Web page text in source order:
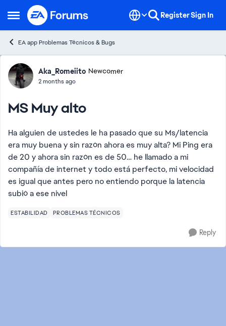
Open Side Menu
Skip to content RegisterSign In
EA app Problemas Técnicos & Bugs
Forum Discussion
Aka_Romeiito Newcomer
2 months ago
MS Muy alto
Ha alguien de ustedes le ha pasado que su Ms/latencia
era muy buena y sin razón ahora es muy alta? Mi Ping era
de 20 y ahora sin razón es de 50… he llamado a mi
compañía de internet y todo está perfecto, mi velocidad
es igual que antes pero no entiendo porque la latencia
subió a ese nivel
ESTABILIDAD PROBLEMAS TÉCNICOS
Reply